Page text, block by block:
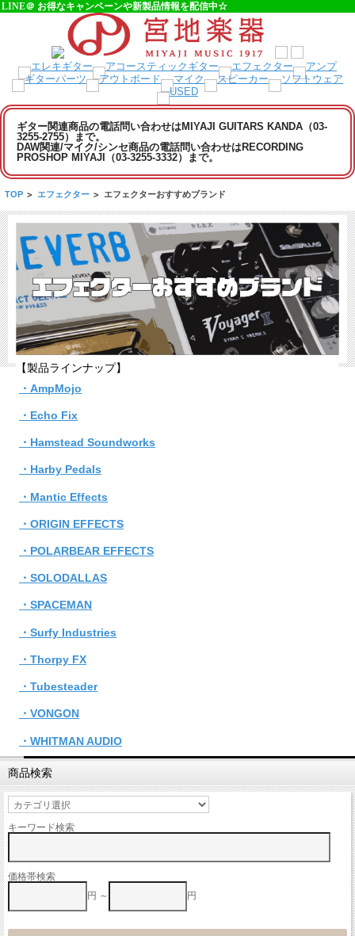
LINE＠ お得なキャンペーンや新製品情報を配信中☆
ギター関連商品の電話問い合わせはMIYAJI GUITARS KANDA（03-
3255-2755）まで。
DAW関連/マイク/シンセ商品の電話問い合わせはRECORDING
PROSHOP MIYAJI（03-3255-3332）まで。
TOP > エフェクター > エフェクターおすすめブランド
【製品ラインナップ】
・AmpMojo
・Echo Fix
・Hamstead Soundworks
・Harby Pedals
・Mantic Effects
・ORIGIN EFFECTS
・POLARBEAR EFFECTS
・SOLODALLAS
・SPACEMAN
・Surfy Industries
・Thorpy FX
・Tubesteader
・VONGON
・WHITMAN AUDIO
商品検索
キーワード検索
価格帯検索
円 ～
円